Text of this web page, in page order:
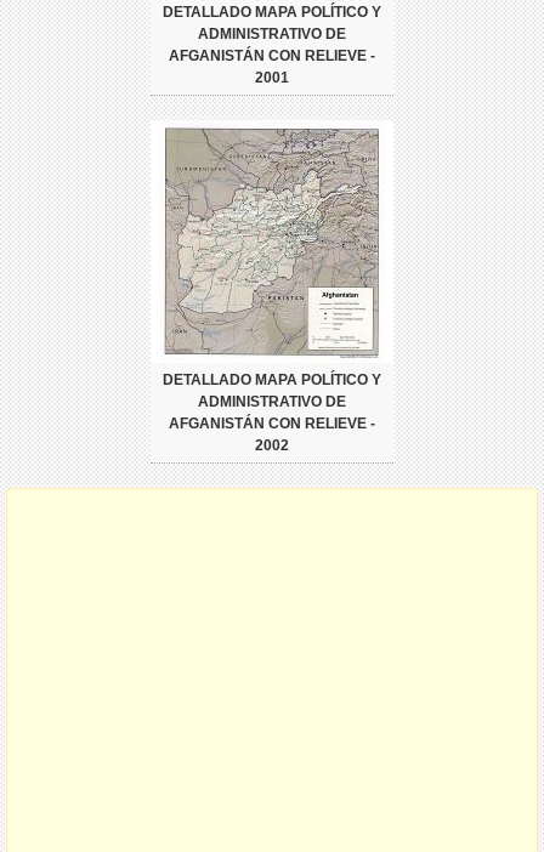
DETALLADO MAPA POLÍTICO Y
ADMINISTRATIVO DE
AFGANISTÁN CON RELIEVE -
2001
DETALLADO MAPA POLÍTICO Y
ADMINISTRATIVO DE
AFGANISTÁN CON RELIEVE -
2002